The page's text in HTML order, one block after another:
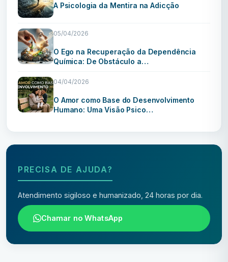
A Psicologia da Mentira na Adicção
05/04/2026
O Ego na Recuperação da Dependência
Química: De Obstáculo a…
04/04/2026
O Amor como Base do Desenvolvimento
Humano: Uma Visão Psico…
PRECISA DE AJUDA?
Atendimento sigiloso e humanizado, 24 horas por dia.
Chamar no WhatsApp